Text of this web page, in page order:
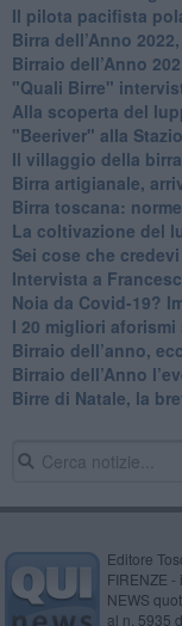
​Il pilota pacifista
​Birra dell’Anno
Birraio dell’Anno
"Quali Birre"
​Alla scoperta del
"Beeriver" alla
Il villaggio della birra
Birra artigianale,
Birra toscana:
La coltivazione del
Sei cose che
Intervista a
Noia da Covid-19?
I 20 migliori
​Birraio dell’anno,
​Birraio dell’Anno
Birre di Natale, la
Editore
FIRENZE
NEWS
al n. 5935